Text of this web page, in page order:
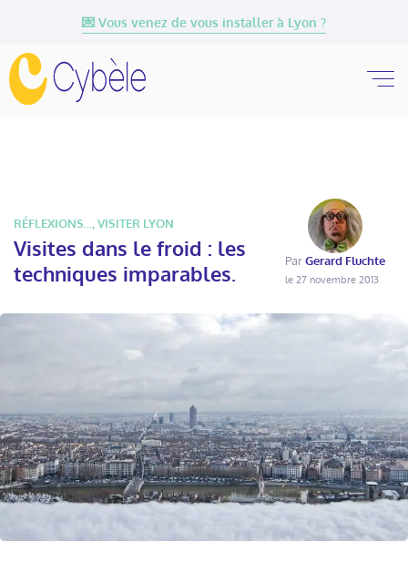
💌 Vous venez de vous installer à Lyon ?
RÉFLEXIONS... VISITER LYON
Visites dans le froid : les
techniques imparables.
ParGerard Fluchte
le 27 novembre 2013